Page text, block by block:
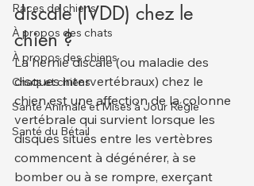
Races de chiens
À propos des chats
À propos des chiens
Chats et chiens
Santé Animale et Mises à Jour Régle
Santé du Bétail
discale (IVDD) chez le
chien ?
La hernie discale (ou maladie des
disques intervertébraux) chez le
chien est une affection de la colonne
vertébrale qui survient lorsque les
disques situés entre les vertèbres
commencent à dégénérer, à se
bomber ou à se rompre, exerçant